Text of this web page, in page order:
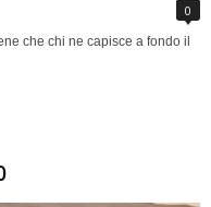
0
che chi ne capisce a fondo il